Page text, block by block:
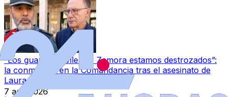
“Los guardias civiles de Zamora estamos destrozados”:
la conmoción en la Comandancia tras el asesinato de
Laura
7 ago 2026